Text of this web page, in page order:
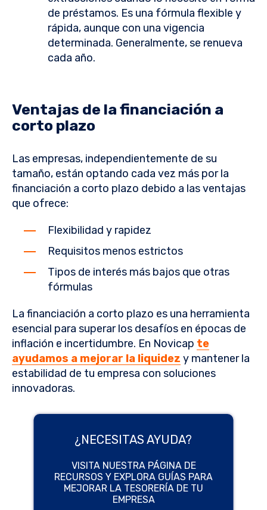
de préstamos. Es una fórmula flexible y
rápida, aunque con una vigencia
determinada. Generalmente, se renueva
cada año.
Ventajas de la financiación a
corto plazo
Las empresas, independientemente de su
tamaño, están optando cada vez más por la
financiación a corto plazo debido a las ventajas
que ofrece:
Flexibilidad y rapidez
Requisitos menos estrictos
Tipos de interés más bajos que otras
fórmulas
La financiación a corto plazo es una herramienta
esencial para superar los desafíos en épocas de
inflación e incertidumbre. En Novicap te
ayudamos a mejorar la liquidez y mantener la
estabilidad de tu empresa con soluciones
innovadoras.
¿NECESITAS AYUDA?
VISITA NUESTRA PÁGINA DE
RECURSOS Y EXPLORA GUÍAS PARA
MEJORAR LA TESORERÍA DE TU
EMPRESA